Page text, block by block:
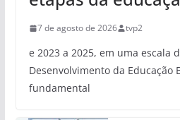
7 de agosto de 2026 tvp2
e 2023 a 2025, em uma escala
Desenvolvimento da Educação
fundamental